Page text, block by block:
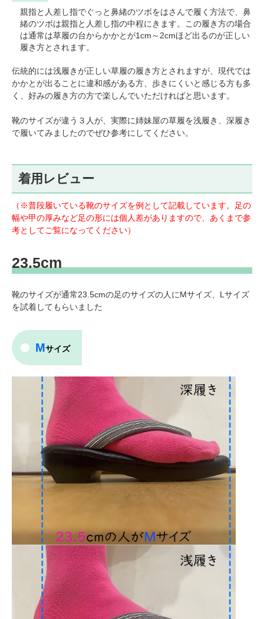
親指と人差し指でぐっと鼻緒のツボをはさんで履く方法で、鼻
緒のツボは親指と人差し指の中程にきます。この履き方の場合
は通常は草履の台からかかとが1cm～2cmほど出るのが正しい
履き方とされます。
伝統的には浅履きが正しい草履の履き方とされますが、現代では
かかとが出ることに違和感がある方、歩きにくいと感じる方も多
く、好みの履き方の方で楽しんでいただければと思います。
靴のサイズが違う３人が、実際に姉妹屋の草履を浅履き、深履き
で履いてみましたのでぜひ参考にしてください。
着用レビュー
（※普段履いている靴のサイズを例として記載しています。足の
幅や甲の厚みなど足の形には個人差がありますので、あくまで参
考としてご覧になってください）
23.5cm
靴のサイズが通常23.5cmの足のサイズの人にMサイズ、Lサイズ
を試着してもらいました
Mサイズ